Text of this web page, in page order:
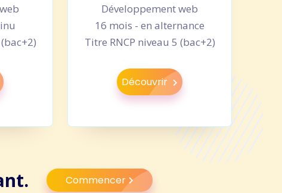
Développement web
16 mois - en alternance
Titre RNCP niveau 5 (bac+2)
Découvrir
Commencer